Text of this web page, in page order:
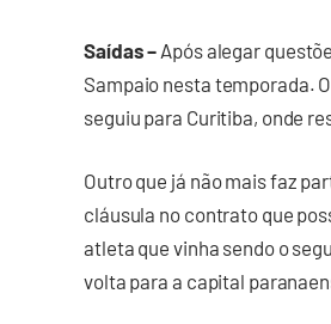
Saídas – Após alegar
Sampaio nesta temporada.
seguiu para Curitiba, onde
Outro que já não mais faz
cláusula no contrato que
atleta que vinha sendo o
volta para a capital